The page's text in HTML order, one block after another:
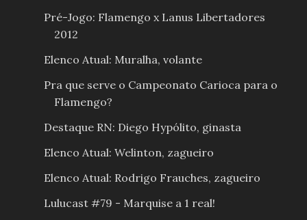
Pré-Jogo: Flamengo x Lanus Libertadores
2012
Elenco Atual: Muralha, volante
Pra que serve o Campeonato Carioca para o
Flamengo?
Destaque RN: Diego Hypólito, ginasta
Elenco Atual: Welinton, zagueiro
Elenco Atual: Rodrigo Frauches, zagueiro
Lulucast #79 - Marquise a 1 real!